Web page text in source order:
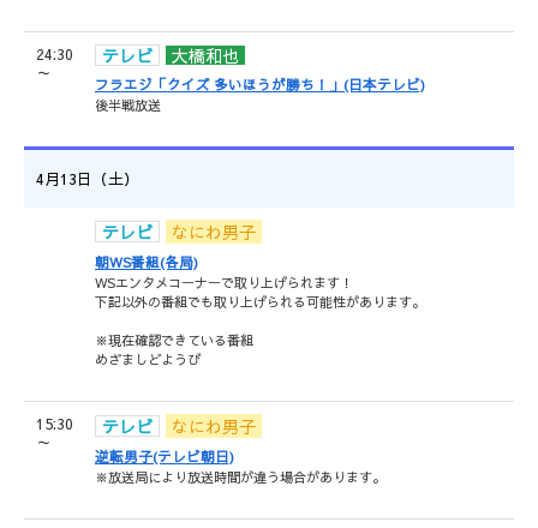
24:30
～
テレビ 大橋和也
フラエジ「クイズ 多いほうが勝ち！」(日本テレビ)
後半戦放送
4月13日（土）
テレビ なにわ男子
朝WS番組(各局)
WSエンタメコーナーで取り上げられます！
下記以外の番組でも取り上げられる可能性があります。
※現在確認できている番組
めざましどようび
15:30
～
テレビ なにわ男子
逆転男子(テレビ朝日)
※放送局により放送時間が違う場合があります。